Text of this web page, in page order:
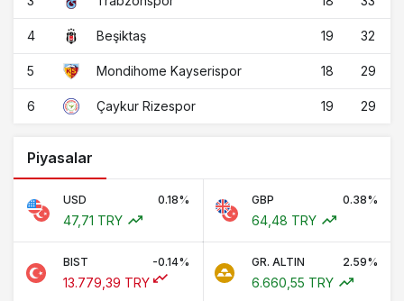
4 Beşiktaş 19 32
5 Mondihome Kayserispor 18 29
6 Çaykur Rizespor 19 29
Piyasalar
USD 0.18%
47,71 TRY
GBP 0.38%
64,48 TRY
BIST -0.14%
13.779,39 TRY
GR. ALTIN 2.59%
6.660,55 TRY